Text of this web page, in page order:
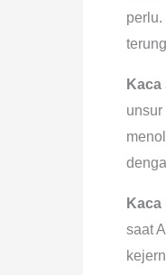
Kaca
saat